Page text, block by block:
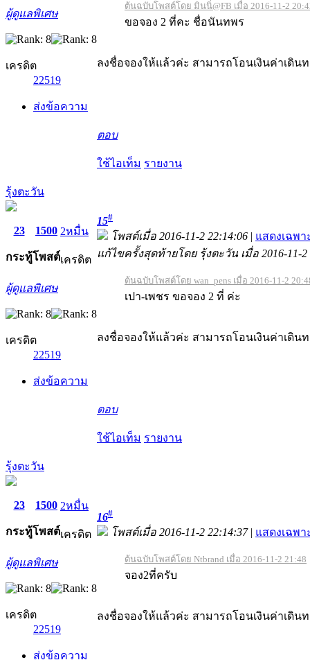
ผู้ดูแลพิเศษ
เครดิต
22519
ส่งข้อความ
ต้นฉบับโพสต์โดย มินนิ่@FB เมื่อ 2016-11-2
ขอจอง 2 ที่คะ ชื่อนันทพร
ลงชื่อจองให้แล้วค่ะ สามารถโอนเงินค่าเดิน
ตอบ
ใช้ไอเท็ม รายงาน
รุ้งตะวัน
23
กระทู้
1500
โพสต์
2หมื่น
เครดิต
ผู้ดูแลพิเศษ
เครดิต
22519
ส่งข้อความ
15#
โพสต์เมื่อ 2016-11-2 22:14:06 | แสดงเฉพ
แก้ไขครั้งสุดท้ายโดย รุ้งตะวัน เมื่อ 2016-11-2
ต้นฉบับโพสต์โดย wan_pens เมื่อ 2016-11-2
เปา-เพชร ขอจอง 2 ที่ ค่ะ
ลงชื่อจองให้แล้วค่ะ สามารถโอนเงินค่าเดิน
ตอบ
ใช้ไอเท็ม รายงาน
รุ้งตะวัน
23
กระทู้
1500
โพสต์
2หมื่น
เครดิต
ผู้ดูแลพิเศษ
เครดิต
22519
ส่งข้อความ
16#
โพสต์เมื่อ 2016-11-2 22:14:37 | แสดงเฉพ
ต้นฉบับโพสต์โดย Ntbrand เมื่อ 2016-11-2 21:48
จอง2ที่ครับ
ลงชื่อจองให้แล้วค่ะ สามารถโอนเงินค่าเดิน